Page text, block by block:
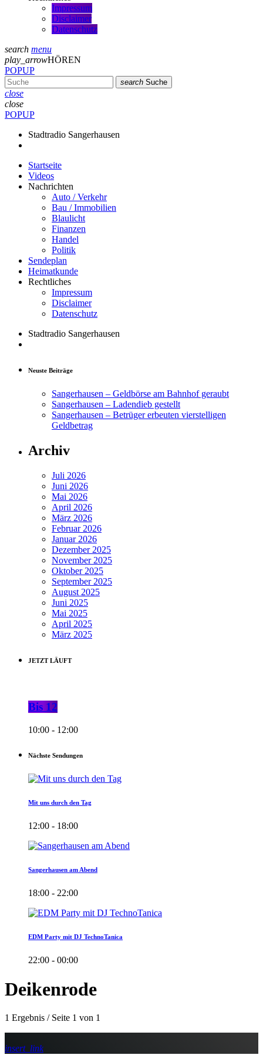
Impressum
Disclaimer
Datenschutz
search menu
play_arrowHÖREN
POPUP
search Suche
close
close
POPUP
Stadtradio Sangerhausen
Startseite
Videos
Nachrichten
Auto / Verkehr
Bau / Immobilien
Blaulicht
Finanzen
Handel
Politik
Sendeplan
Heimatkunde
Rechtliches
Impressum
Disclaimer
Datenschutz
Stadtradio Sangerhausen
Neuste Beiträge
Sangerhausen – Geldbörse am Bahnhof geraubt
Sangerhausen – Ladendieb gestellt
Sangerhausen – Betrüger erbeuten vierstelligen
Geldbetrag
Archiv
Juli 2026
Juni 2026
Mai 2026
April 2026
März 2026
Februar 2026
Januar 2026
Dezember 2025
November 2025
Oktober 2025
September 2025
August 2025
Juni 2025
Mai 2025
April 2025
März 2025
JETZT LÄUFT
Bis 12
10:00 - 12:00
Nächste Sendungen
Mit uns durch den Tag
12:00 - 18:00
Sangerhausen am Abend
18:00 - 22:00
EDM Party mit DJ TechnoTanica
22:00 - 00:00
Deikenrode
1 Ergebnis / Seite 1 von 1
insert_link